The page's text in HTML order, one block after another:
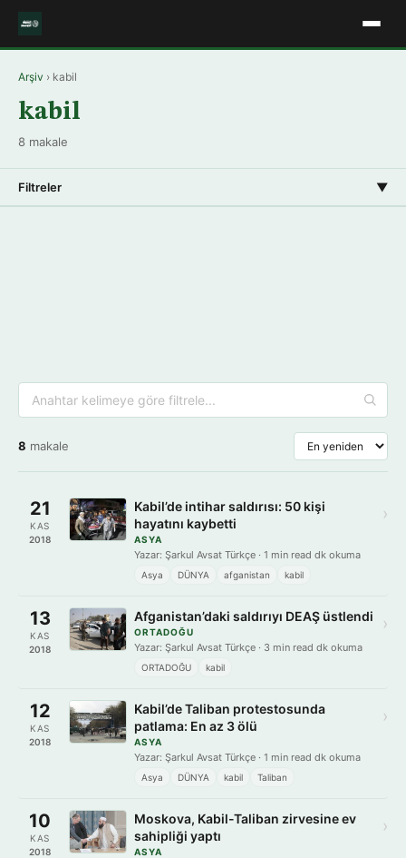
Arşiv › kabil
kabil
8 makale
Filtreler ▼
8 makale
21
KAS
2018
Kabil’de intihar saldırısı: 50 kişi
hayatını kaybetti
ASYA
Yazar: Şarkul Avsat Türkçe · 1 min read dk okuma
Asya DÜNYA afganistan kabil
›
13
KAS
2018
Afganistan’daki saldırıyı DEAŞ üstlendi
ORTADOĞU
Yazar: Şarkul Avsat Türkçe · 3 min read dk okuma
ORTADOĞU kabil
›
12
KAS
2018
Kabil’de Taliban protestosunda
patlama: En az 3 ölü
ASYA
Yazar: Şarkul Avsat Türkçe · 1 min read dk okuma
Asya DÜNYA kabil Taliban
›
10
KAS
2018
Moskova, Kabil-Taliban zirvesine ev
sahipliği yaptı
ASYA
›